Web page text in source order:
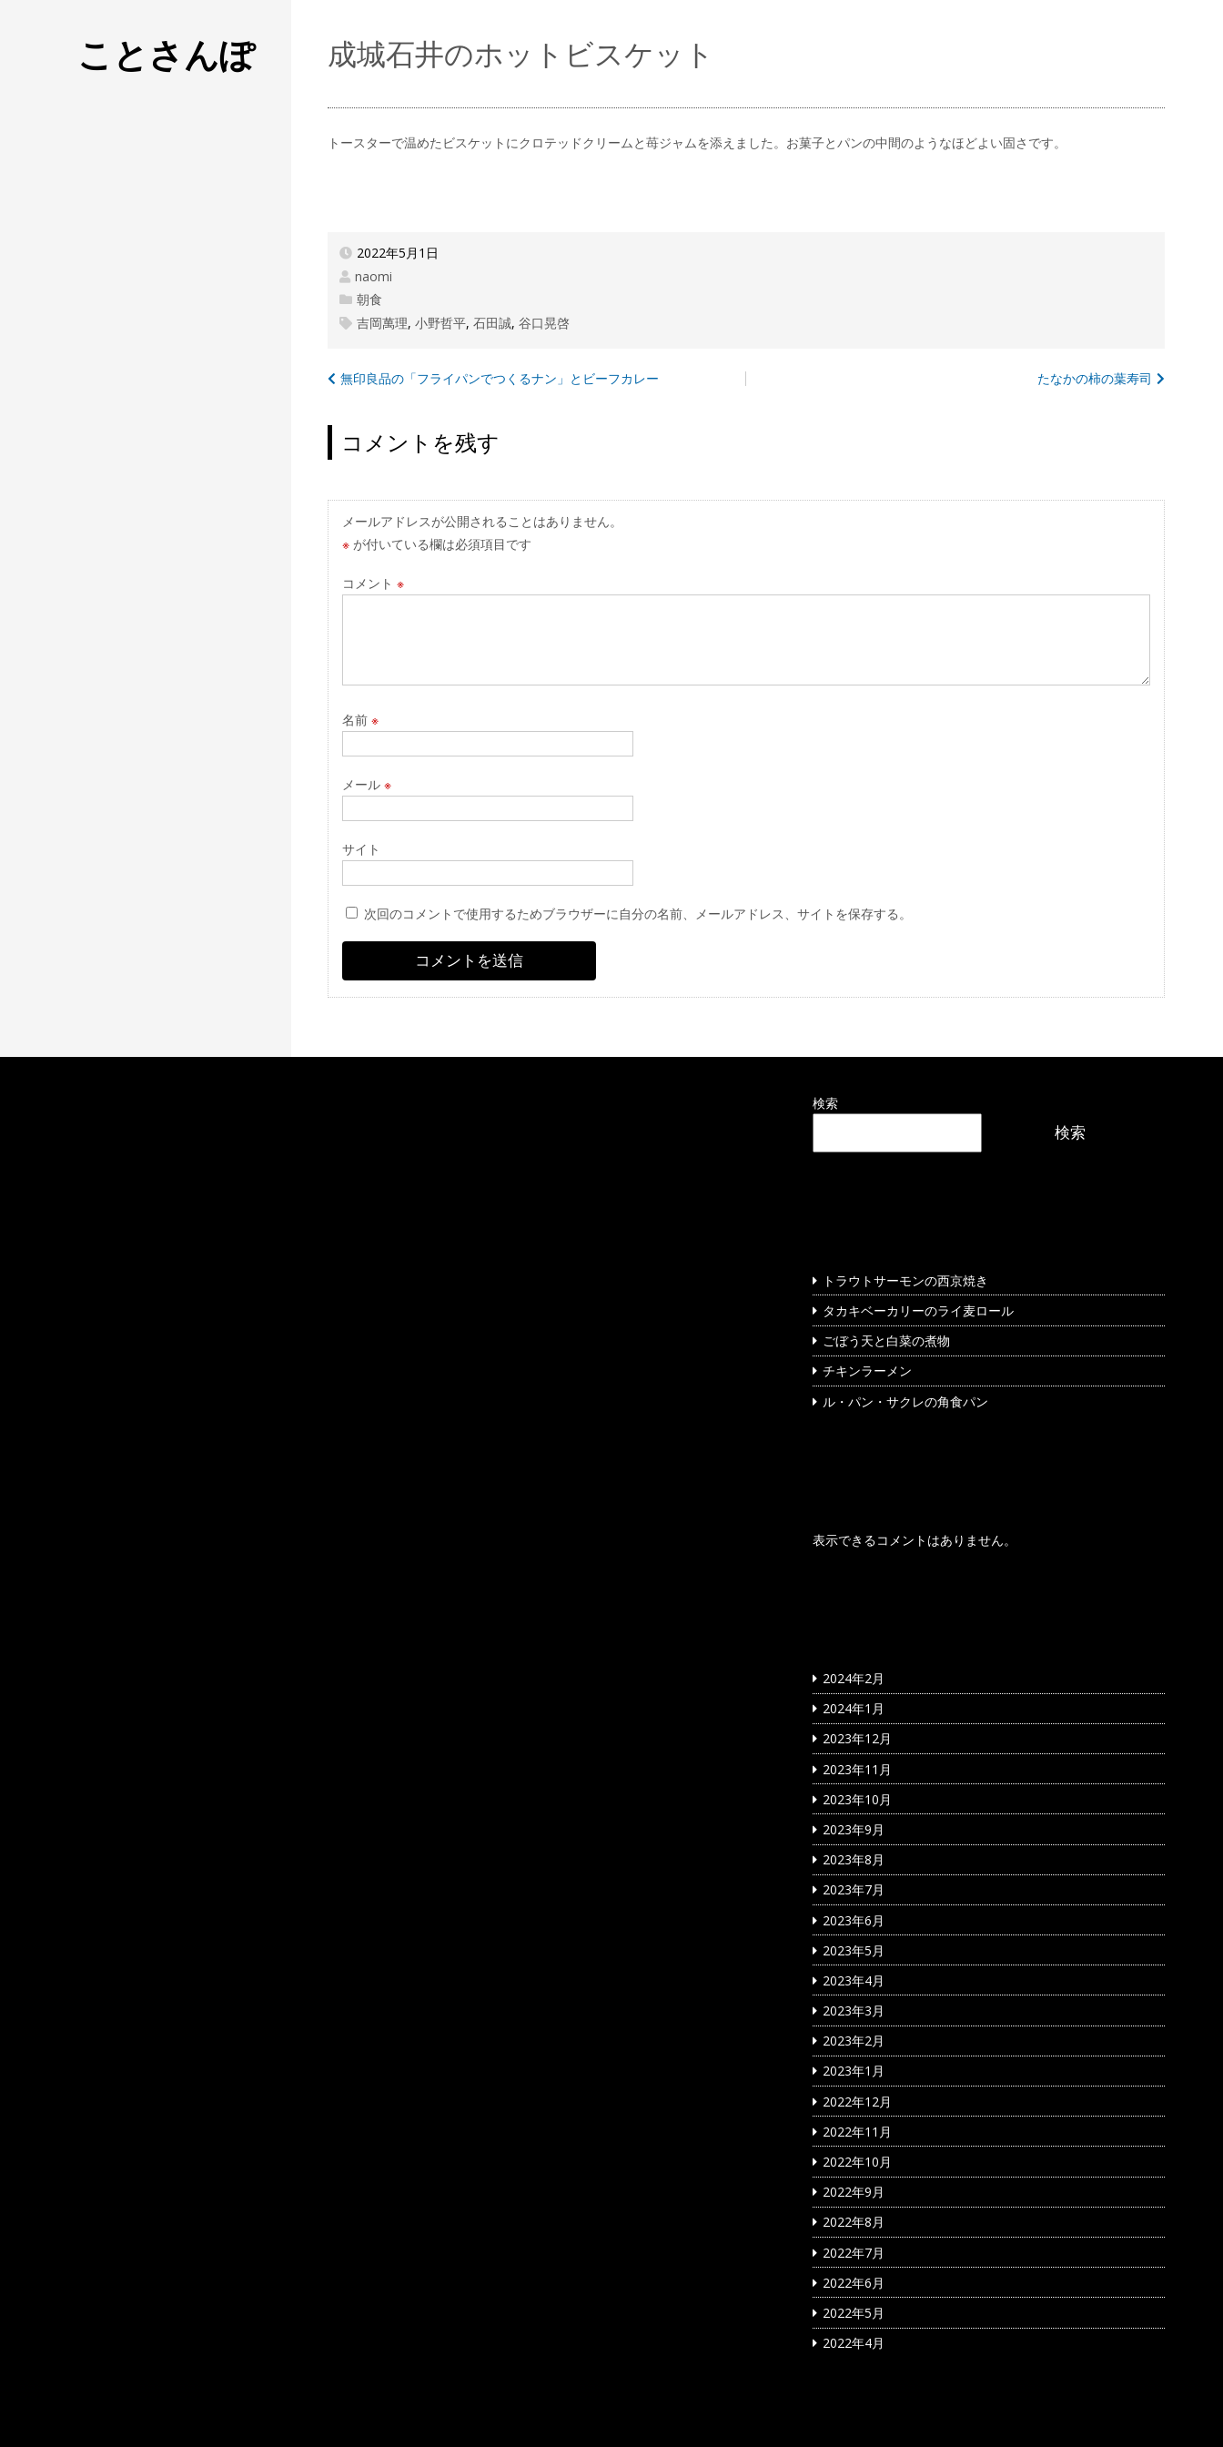
ことさんぽ 成城石井のホットビスケット
トースターで温めたビスケットにクロテッドクリームと苺ジャムを添えました。お菓子とパンの中間のようなほどよい固さです。
2022年5月1日
naomi
朝食
吉岡萬理,小野哲平,石田誠,谷口晃啓
投
ナ
ビ
ゲ
ー
シ
ョ
ン
たなかの柿の葉寿司
無印良品の「フライパンでつくるナン」とビーフカレー
コメントを残す
メールアドレスが公開されることはありません。
※ が付いている欄は必須項目です
コメント ※
名前 ※
メール ※
サイト
次回のコメントで使用するためブラウザーに自分の名前、メールアドレス、サイトを保存する。
検索
検索
トラウトサーモンの西京焼き
タカキベーカリーのライ麦ロール
ごぼう天と白菜の煮物
チキンラーメン
ル・パン・サクレの角食パン
表示できるコメントはありません。
2024年2月
2024年1月
2023年12月
2023年11月
2023年10月
2023年9月
2023年8月
2023年7月
2023年6月
2023年5月
2023年4月
2023年3月
2023年2月
2023年1月
2022年12月
2022年11月
2022年10月
2022年9月
2022年8月
2022年7月
2022年6月
2022年5月
2022年4月